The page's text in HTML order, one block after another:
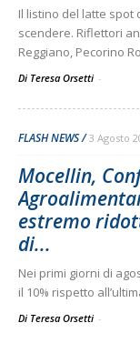
Il listino del latte spot
scendere. Riflettori
Reggiano, Pecorino
Di Teresa Orsetti -
FLASH NEWS 3 Agosto
Mocellin,
estremo
di...
Nei primi giorni di
il 10% rispetto
Di Teresa Orsetti -